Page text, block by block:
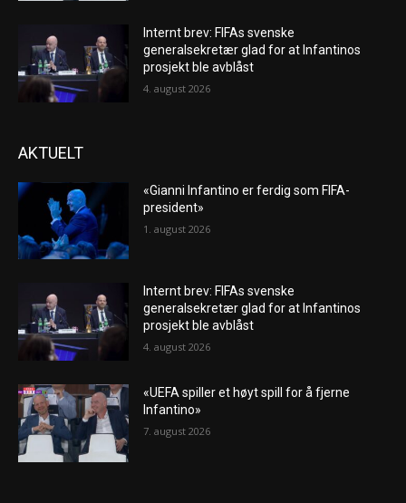
Internt brev: FIFAs svenske
generalsekretær glad for at Infantinos
prosjekt ble avblåst
4. august 2026
AKTUELT
«Gianni Infantino er ferdig som FIFA-
president»
1. august 2026
Internt brev: FIFAs svenske
generalsekretær glad for at Infantinos
prosjekt ble avblåst
4. august 2026
«UEFA spiller et høyt spill for å fjerne
Infantino»
7. august 2026